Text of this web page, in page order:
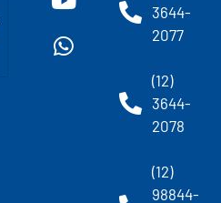
3644-
2077
(12)
3644-
2078
(12)
98844-